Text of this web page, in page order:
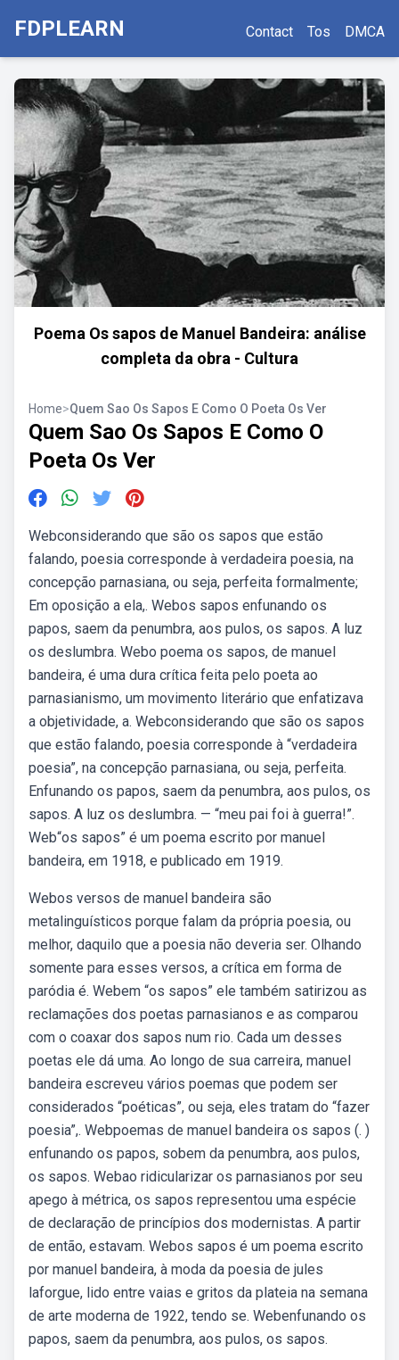
FDPLEARN Contact Tos DMCA
Poema Os sapos de Manuel Bandeira: análise
completa da obra - Cultura
Home>Quem Sao Os Sapos E Como O Poeta Os Ver
Quem Sao Os Sapos E Como O
Poeta Os Ver
Webconsiderando que são os sapos que estão
falando, poesia corresponde à verdadeira poesia, na
concepção parnasiana, ou seja, perfeita formalmente;
Em oposição a ela,. Webos sapos enfunando os
papos, saem da penumbra, aos pulos, os sapos. A luz
os deslumbra. Webo poema os sapos, de manuel
bandeira, é uma dura crítica feita pelo poeta ao
parnasianismo, um movimento literário que enfatizava
a objetividade, a. Webconsiderando que são os sapos
que estão falando, poesia corresponde à “verdadeira
poesia”, na concepção parnasiana, ou seja, perfeita.
Enfunando os papos, saem da penumbra, aos pulos, os
sapos. A luz os deslumbra. — “meu pai foi à guerra!”.
Web“os sapos” é um poema escrito por manuel
bandeira, em 1918, e publicado em 1919.
Webos versos de manuel bandeira são
metalinguísticos porque falam da própria poesia, ou
melhor, daquilo que a poesia não deveria ser. Olhando
somente para esses versos, a crítica em forma de
paródia é. Webem “os sapos” ele também satirizou as
reclamações dos poetas parnasianos e as comparou
com o coaxar dos sapos num rio. Cada um desses
poetas ele dá uma. Ao longo de sua carreira, manuel
bandeira escreveu vários poemas que podem ser
considerados “poéticas”, ou seja, eles tratam do “fazer
poesia”,. Webpoemas de manuel bandeira os sapos (. )
enfunando os papos, sobem da penumbra, aos pulos,
os sapos. Webao ridicularizar os parnasianos por seu
apego à métrica, os sapos representou uma espécie
de declaração de princípios dos modernistas. A partir
de então, estavam. Webos sapos é um poema escrito
por manuel bandeira, à moda da poesia de jules
laforgue, lido entre vaias e gritos da plateia na semana
de arte moderna de 1922, tendo se. Webenfunando os
papos, saem da penumbra, aos pulos, os sapos.